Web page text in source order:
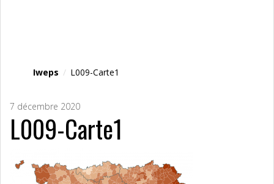
Iweps / L009-Carte1
7 décembre 2020
L009-Carte1